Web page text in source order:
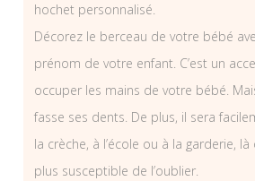
hochet personnalisé.
Décorez le berceau de votre bébé
prénom de votre enfant. C’est un
occuper les mains de votre bébé.
fasse ses dents. De plus, il sera
la crèche, à l’école ou à la garderie,
plus susceptible de l’oublier.